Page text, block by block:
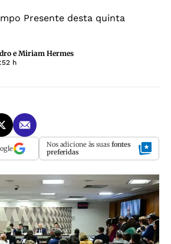
Presente desta quinta
e Miriam Hermes
h
Nos adicione às suas fontes
preferidas